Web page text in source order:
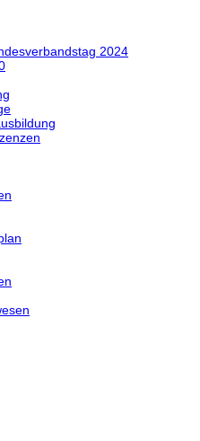
2024